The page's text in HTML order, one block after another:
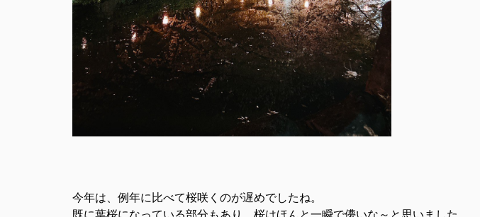
今年は、例年に比べて桜咲くのが遅めでしたね。
既に葉桜になっている部分もあり、桜はほんと一瞬で儚いな～と思いました。